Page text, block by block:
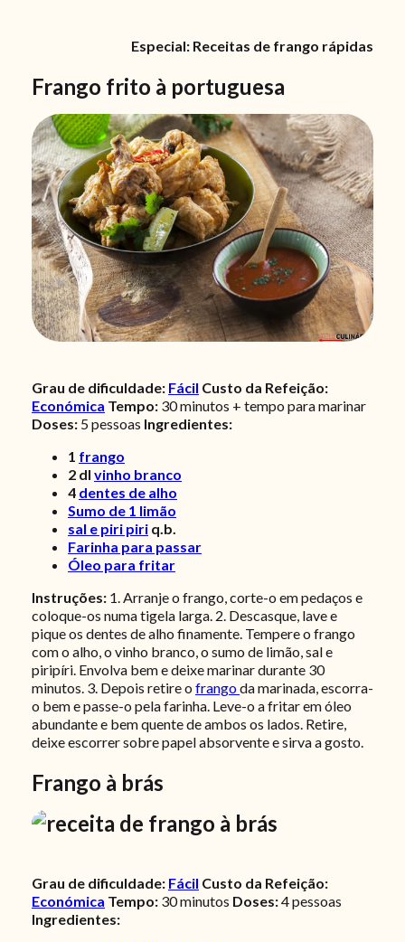
Especial: Receitas de frango rápidas
Frango frito à portuguesa
Grau de dificuldade: Fácil Custo da Refeição:
Económica Tempo: 30 minutos + tempo para marinar
Doses: 5 pessoas Ingredientes:
1 frango
2 dl vinho branco
4 dentes de alho
Sumo de 1 limão
sal e piri piri q.b.
Farinha para passar
Óleo para fritar
Instruções: 1. Arranje o frango, corte-o em pedaços e
coloque-os numa tigela larga. 2. Descasque, lave e
pique os dentes de alho finamente. Tempere o frango
com o alho, o vinho branco, o sumo de limão, sal e
piripíri. Envolva bem e deixe marinar durante 30
minutos. 3. Depois retire o frangoda marinada, escorra-
o bem e passe-o pela farinha. Leve-o a fritar em óleo
abundante e bem quente de ambos os lados. Retire,
deixe escorrer sobre papel absorvente e sirva a gosto.
Frango à brás
Grau de dificuldade: Fácil Custo da Refeição:
Económica Tempo: 30 minutos Doses:4 pessoas
Ingredientes: